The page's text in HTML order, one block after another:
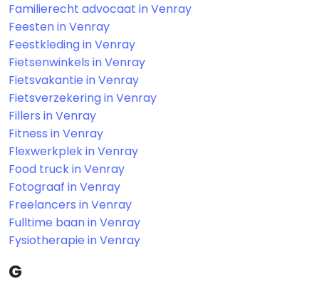
Familierecht advocaat in Venray
Feesten in Venray
Feestkleding in Venray
Fietsenwinkels in Venray
Fietsvakantie in Venray
Fietsverzekering in Venray
Fillers in Venray
Fitness in Venray
Flexwerkplek in Venray
Food truck in Venray
Fotograaf in Venray
Freelancers in Venray
Fulltime baan in Venray
Fysiotherapie in Venray
G